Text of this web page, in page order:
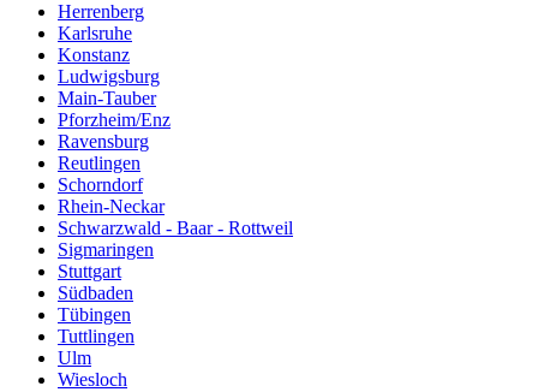
Herrenberg
Karlsruhe
Konstanz
Ludwigsburg
Main-Tauber
Pforzheim/Enz
Ravensburg
Reutlingen
Schorndorf
Rhein-Neckar
Schwarzwald - Baar - Rottweil
Sigmaringen
Stuttgart
Südbaden
Tübingen
Tuttlingen
Ulm
Wiesloch